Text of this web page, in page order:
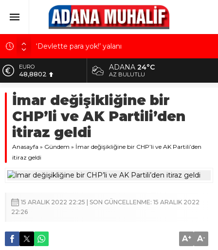
‘Devlette para yok!’ yalanı
Kuru meyve sektörü 2 milyar dolar ihracat hedefi
için Ankara’dan destek istedi
Mobilya ihracatında Avrupa ivmesi
Göz için “Akıllı Mercek” herkes için uygun mu?
Devletin iki bilançosu: Görünen bütçe, bütçe dışı
riskler ve hazineyi bekleyen yük
ALTIN
5.629,56
10.824,63
DOLAR
42,2340
48,8802
ADANA24°C
AZ BULUTLU
İmar değişikliğine bir
CHP’li ve AK Partili’den
itiraz geldi
Anasayfa » Gündem » İmar değişikliğine bir CHP’li ve AK Partili’den
itiraz geldi
15 ARALIK 2022 22:25 | SON GÜNCELLENME: 15 ARALIK 2022
22:26
A+ A-